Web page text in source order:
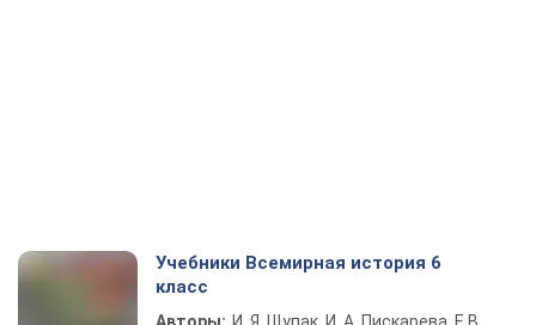
Учебники Всемирная история 6
класс